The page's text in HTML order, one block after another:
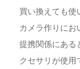
買い換えても使
カメラ作りにお
提携関係にある
クセサリが使用